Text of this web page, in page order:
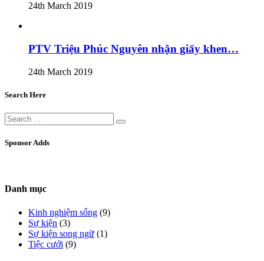
24th March 2019
PTV Triệu Phúc Nguyên nhận giấy khen…
24th March 2019
Search Here
Sponsor Adds
Danh mục
Kinh nghiệm sống (9)
Sự kiện (3)
Sự kiện song ngữ (1)
Tiệc cưới (9)